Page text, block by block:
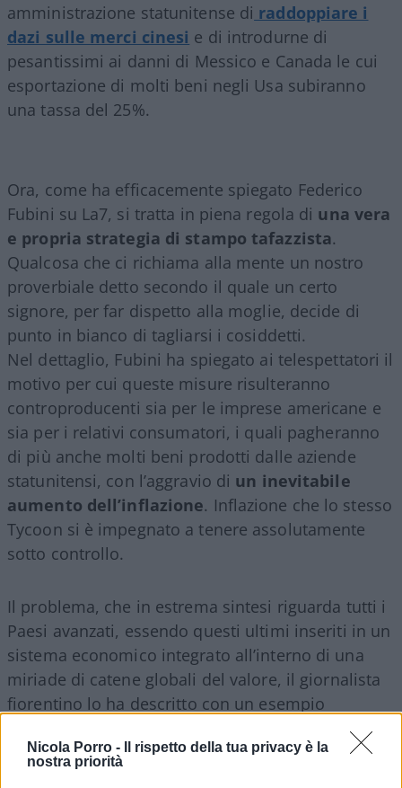
Nicola Porro -
Il rispetto della tua privacy è la
nostra priorità
amministrazione statunitense di raddoppiare i
dazi sulle merci cinesi e di introdurne di
pesantissimi ai danni di Messico e Canada le cui
esportazione di molti beni negli Usa subiranno
una tassa del 25%.
Ora, come ha efficacemente spiegato Federico
Fubini su La7, si tratta in piena regola di una vera
e propria strategia di stampo tafazzista.
Qualcosa che ci richiama alla mente un nostro
proverbiale detto secondo il quale un certo
signore, per far dispetto alla moglie, decide di
punto in bianco di tagliarsi i cosiddetti.
Nel dettaglio, Fubini ha spiegato ai telespettatori il
motivo per cui queste misure risulteranno
controproducenti sia per le imprese americane e
sia per i relativi consumatori, i quali pagheranno
di più anche molti beni prodotti dalle aziende
statunitensi, con l’aggravio di un inevitabile
aumento dell’inflazione. Inflazione che lo stesso
Tycoon si è impegnato a tenere assolutamente
sotto controllo.
Il problema, che in estrema sintesi riguarda tutti i
Paesi avanzati, essendo questi ultimi inseriti in un
sistema economico integrato all’interno di una
miriade di catene globali del valore, il giornalista
fiorentino lo ha descritto con un esempio
esordito Fubini, riferendosi alla sfiducia che
serpeggia sui mercati finanziari d’Oltreoceano –